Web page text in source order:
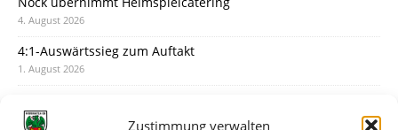
Zustimmung verwalten
4. August 2026
4:1-Auswärtssieg zum Auftakt
1. August 2026
31. Juli 2026